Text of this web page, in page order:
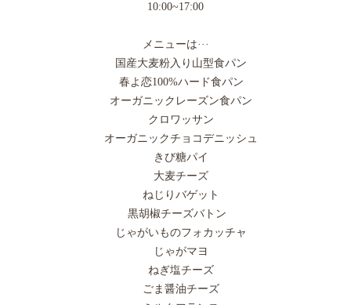
10:00~17:00
メニューは···
国産大麦粉入り山型食パン
春よ恋100%ハード食パン
オーガニックレーズン食パン
クロワッサン
オーガニックチョコデニッシュ
きび糖パイ
大麦チーズ
ねじりバゲット
黒胡椒チーズバトン
じゃがいものフォカッチャ
じゃがマヨ
ねぎ塩チーズ
ごま醤油チーズ